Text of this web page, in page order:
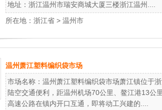
地址：浙江温州市瑞安商城大厦三楼浙江温州....
所在地： 浙江省 > 温州市
温州萧江塑料编织袋市场
市场名称：温州萧江塑料编织袋市场萧江镇位于
陆空交通便利，距温州机场70公里、鳌江港13公
高速公路在镇内开口互通，即将动工兴建的....